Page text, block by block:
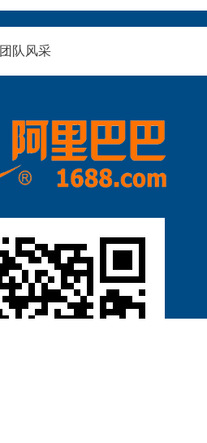
团队风采